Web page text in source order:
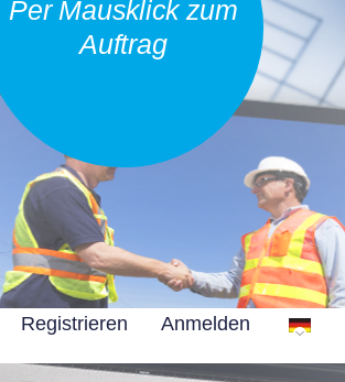
Per Mausklick zum
Auftrag
Registrieren Anmelden